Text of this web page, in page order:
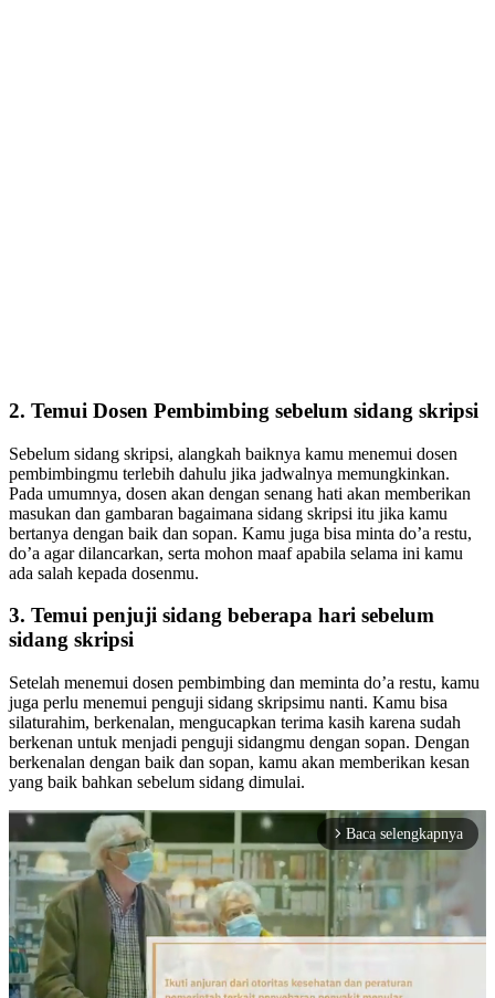
2. Temui Dosen Pembimbing sebelum sidang skripsi
Sebelum sidang skripsi, alangkah baiknya kamu menemui dosen
pembimbingmu terlebih dahulu jika jadwalnya memungkinkan.
Pada umumnya, dosen akan dengan senang hati akan memberikan
masukan dan gambaran bagaimana sidang skripsi itu jika kamu
bertanya dengan baik dan sopan. Kamu juga bisa minta do’a restu,
do’a agar dilancarkan, serta mohon maaf apabila selama ini kamu
ada salah kepada dosenmu.
3. Temui penjuji sidang beberapa hari sebelum
sidang skripsi
Setelah menemui dosen pembimbing dan meminta do’a restu, kamu
juga perlu menemui penguji sidang skripsimu nanti. Kamu bisa
silaturahim, berkenalan, mengucapkan terima kasih karena sudah
berkenan untuk menjadi penguji sidangmu dengan sopan. Dengan
berkenalan dengan baik dan sopan, kamu akan memberikan kesan
yang baik bahkan sebelum sidang dimulai.
arrow_forward_ios Baca selengkapnya